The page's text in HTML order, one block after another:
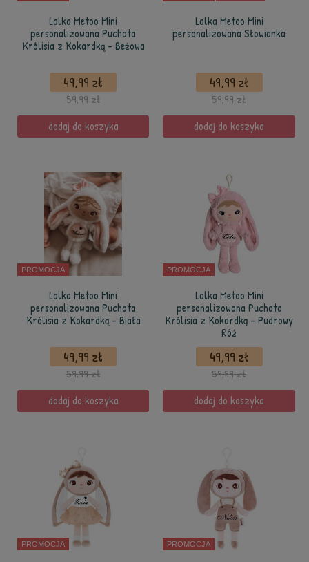
Lalka Metoo Mini
personalizowana Puchata
Królisia z Kokardką - Beżowa
49,99 zł
59,99 zł
dodaj do koszyka
Lalka Metoo Mini
personalizowana Słowianka
49,99 zł
59,99 zł
dodaj do koszyka
PROMOCJA
Lalka Metoo Mini
personalizowana Puchata
Królisia z Kokardką - Biała
49,99 zł
59,99 zł
dodaj do koszyka
PROMOCJA
Lalka Metoo Mini
personalizowana Puchata
Królisia z Kokardką - Pudrowy
Róż
49,99 zł
59,99 zł
dodaj do koszyka
PROMOCJA PROMOCJA